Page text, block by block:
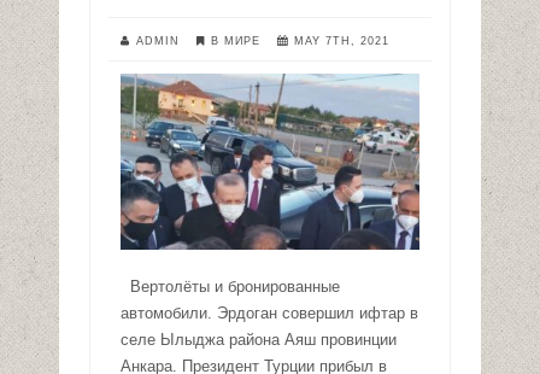
ADMIN В МИРЕ MAY 7TH, 2021
Вертолёты и бронированные
автомобили. Эрдоган совершил ифтар в
селе Ылыджа района Аяш провинции
Анкара. Президент Турции прибыл в